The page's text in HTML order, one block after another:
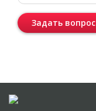
Задать вопрос